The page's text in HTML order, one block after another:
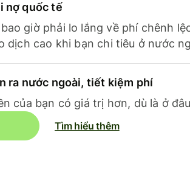
nợ quốc tế
giờ phải lo lắng về phí chênh
dịch cao khi bạn chi tiêu ở nước
ra nước ngoài, tiết kiệm phí
của bạn có giá trị hơn, dù là ở
Tìm hiểu thêm